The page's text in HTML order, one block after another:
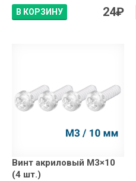
В КОРЗИНУ 24₽
Винт акриловый М3×10
(4 шт.)